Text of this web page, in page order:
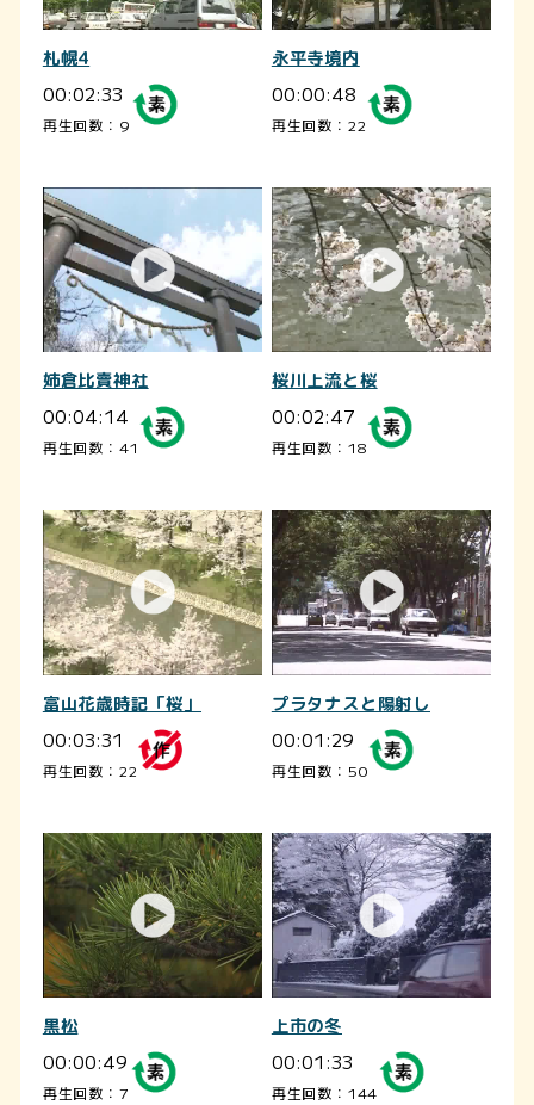
札幌4
00:02:33
再生回数：9
永平寺境内
00:00:48
再生回数：22
姉倉比賣神社
00:04:14
再生回数：41
桜川上流と桜
00:02:47
再生回数：18
富山花歳時記「桜」
00:03:31
再生回数：22
プラタナスと陽射し
00:01:29
再生回数：50
黒松
00:00:49
再生回数：7
上市の冬
00:01:33
再生回数：144